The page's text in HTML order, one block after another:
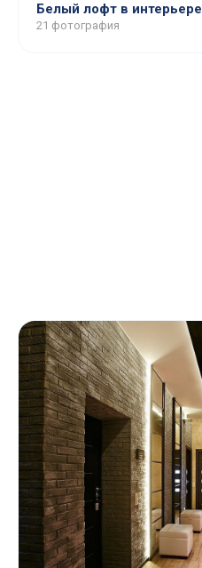
Белый лофт в интерьере
21 фотография